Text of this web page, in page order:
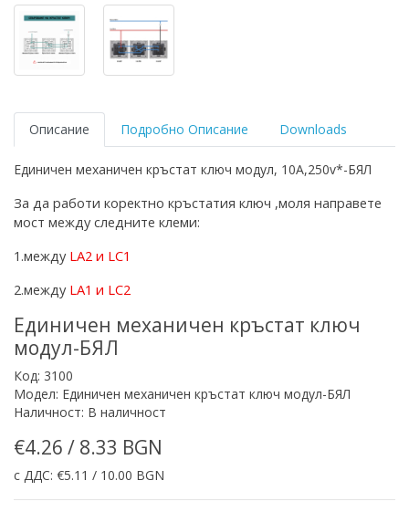
Описание Подробно Описание Downloads
Единичен механичен кръстат ключ модул, 10A,250v*-БЯЛ
За да работи коректно кръстатия ключ ,моля направете
мост между следните клеми:
1.между LA2 и LC1
2.между LA1 и LC2
Единичен механичен кръстат ключ
модул-БЯЛ
Код: 3100
Модел: Единичен механичен кръстат ключ модул-БЯЛ
Наличност: В наличност
€4.26 / 8.33 BGN
с ДДС: €5.11 / 10.00 BGN